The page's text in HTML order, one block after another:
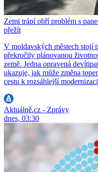
Zemi trápí obří problém s
přežít
V moldavských městech stojí
překročily plánovanou
země. Jedna opravená
ukazuje, jak může změna
cestu k rozsáhlejší
Aktuálně.cz - Zprávy
dnes, 03:30